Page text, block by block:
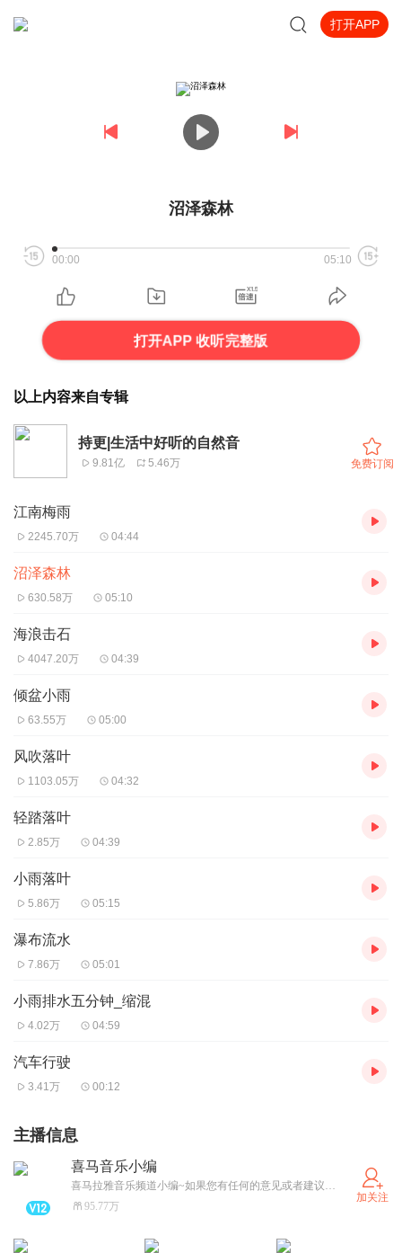
打开APP
沼泽森林
00:00 05:10
打开APP 收听完整版
以上内容来自专辑
持更|生活中好听的自然音
9.81亿 5.46万 免费订阅
江南梅雨
2245.70万 04:44
沼泽森林
630.58万 05:10
海浪击石
4047.20万 04:39
倾盆小雨
63.55万 05:00
风吹落叶
1103.05万 04:32
轻踏落叶
2.85万 04:39
小雨落叶
5.86万 05:15
瀑布流水
7.86万 05:01
小雨排水五分钟_缩混
4.02万 04:59
汽车行驶
3.41万 00:12
主播信息
喜马音乐小编
喜马拉雅音乐频道小编~如果您有任何的意见或者建议，欢迎私信给我xmlydingkong！
95.77万
加关注